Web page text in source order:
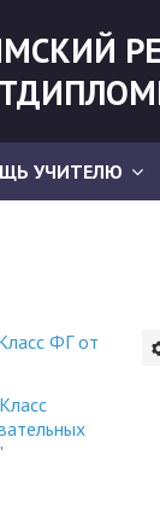
УЧИТЕЛЮ
ФГ от